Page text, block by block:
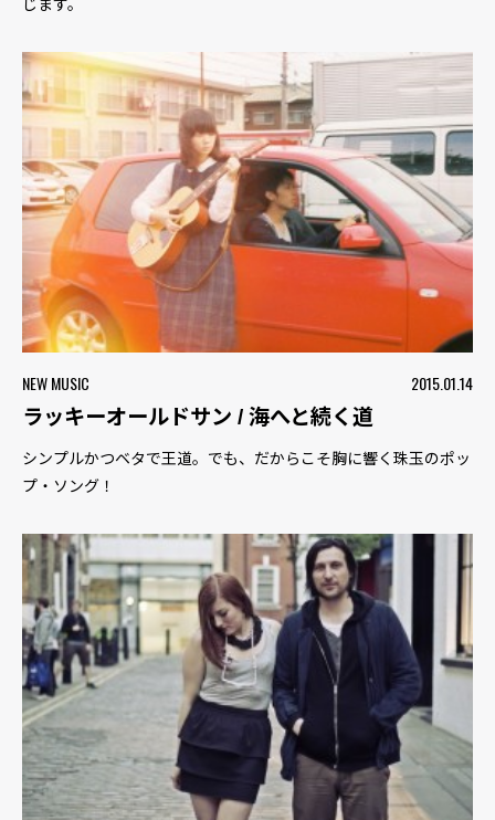
じます。
NEW MUSIC
2015.01.14
ラッキーオールドサン / 海へと続く道
シンプルかつベタで王道。でも、だからこそ胸に響く珠玉のポッ
プ・ソング！